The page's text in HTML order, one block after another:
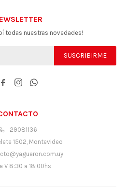
29081136
1502, Montevideo
V 8:30 a 18:00hs
todas nuestras novedades!
SUSCRIBIRME
  